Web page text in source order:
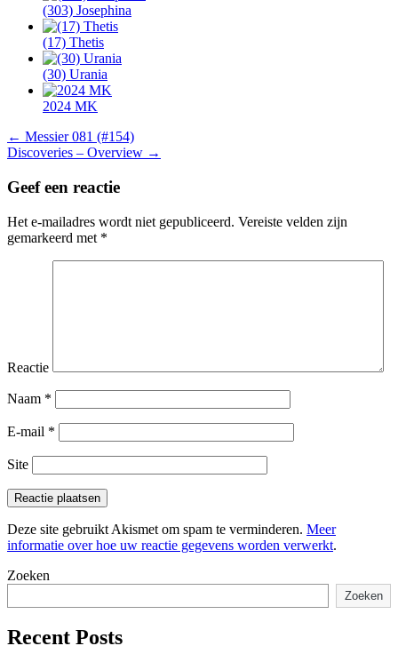
(303) Josephina
(17) Thetis
(30) Urania
2024 MK
Berichtnavigatie
← Messier 081 (#154)
Discoveries – Overview →
Geef een reactie
Het e-mailadres wordt niet gepubliceerd. Vereiste velden zijn
gemarkeerd met *
Reactie
Naam *
E-mail *
Site
Deze site gebruikt Akismet om spam te verminderen. Meer
informatie over hoe uw reactie gegevens worden verwerkt.
Zoeken
Zoeken
Recent Posts